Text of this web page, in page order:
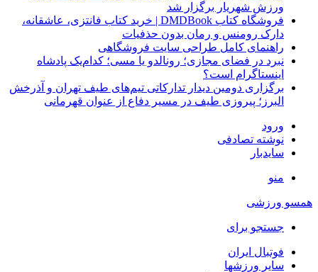
ورزش شهریار برگزار شد
فروشگاه کتاب DMDBook | خرید کتاب فانتزی، عاشقانه،
دارک رومنس و رمان بدون حذفیات
راهنمای کامل طراحی سایت فروشگاهی
نبرد در فضای مجازی؛ رونالدو یا مسی؛ کدام‌یک پادشاه
اینستاگرام است؟
برگزاری دومین دیدار تدارکاتی تیم‌های طیف تهران و آذرخش
البرز؛ پیروزی طیف در مسیر دفاع از عنوان قهرمانی
ورود
نوشته تصادفی
سایدبار
منو
همسو ورزشی
جستجو برای
فوتبال ایران
سایر ورزشها